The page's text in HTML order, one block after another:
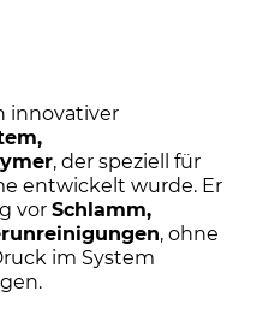
innovativer
, der speziell für
entwickelt wurde. Er
vor Schlamm,
, ohne
im System